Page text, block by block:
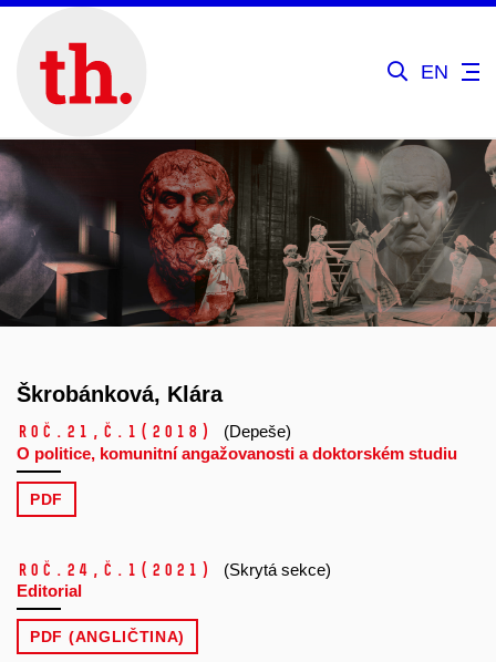
EN
Škrobánková, Klára
Roč.21, č.1 (2018)
(Depeše)
O politice, komunitní angažovanosti a doktorském studiu
PDF
Roč.24, č.1 (2021)
(Skrytá sekce)
Editorial
PDF (ANGLIČTINA)